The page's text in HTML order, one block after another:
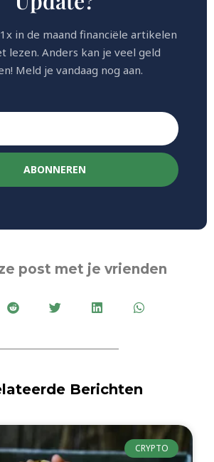
in de maand financiële artikelen
lezen. Anders kan je veel geld
Meld je vandaag nog aan.
ABONNEREN
post met je vrienden
Berichten
CRYPTO